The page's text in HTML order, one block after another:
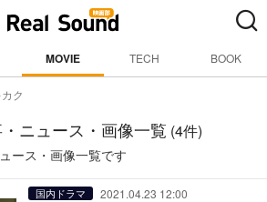
MOVIE TECH BOOK
ク
ニュース・画像一覧 (4件)
ース・画像一覧です
国内ドラマ 2021.04.23 12:00